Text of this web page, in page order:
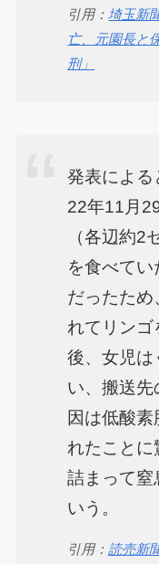
引用：埼玉新
亡、元園長と
刑」
発表による
22年11月
（各辺約2
を食べて
だったため
れてリンゴ
後、女児は
い、搬送
因は低酸素
れたことに
詰まって窒
いう。
引用：読売新